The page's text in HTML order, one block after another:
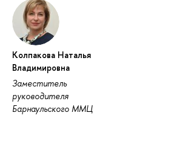
Колпакова Наталья
Владимировна
Заместитель
руководителя
Барнаульского ММЦ